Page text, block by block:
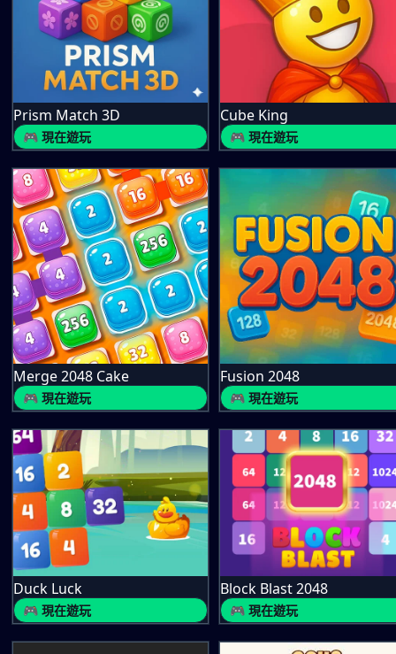
Prism Match 3D
🎮 現在遊玩
Cube King
🎮 現在遊玩
Merge 2048 Cake
🎮 現在遊玩
Fusion 2048
🎮 現在遊玩
Duck Luck
🎮 現在遊玩
Block Blast 2048
🎮 現在遊玩